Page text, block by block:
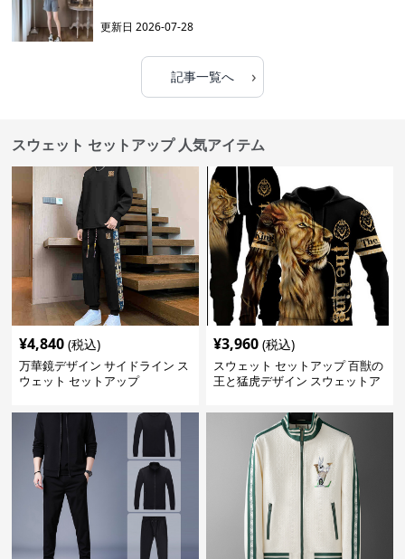
更新日2026-07-28
記事一覧へ ›
スウェット セットアップ 人気アイテム
¥4,840 (税込)
万華鏡デザイン サイドライン ス
ウェット セットアップ
¥3,960 (税込)
スウェット セットアップ 百獣の
王と猛虎デザイン スウェットア